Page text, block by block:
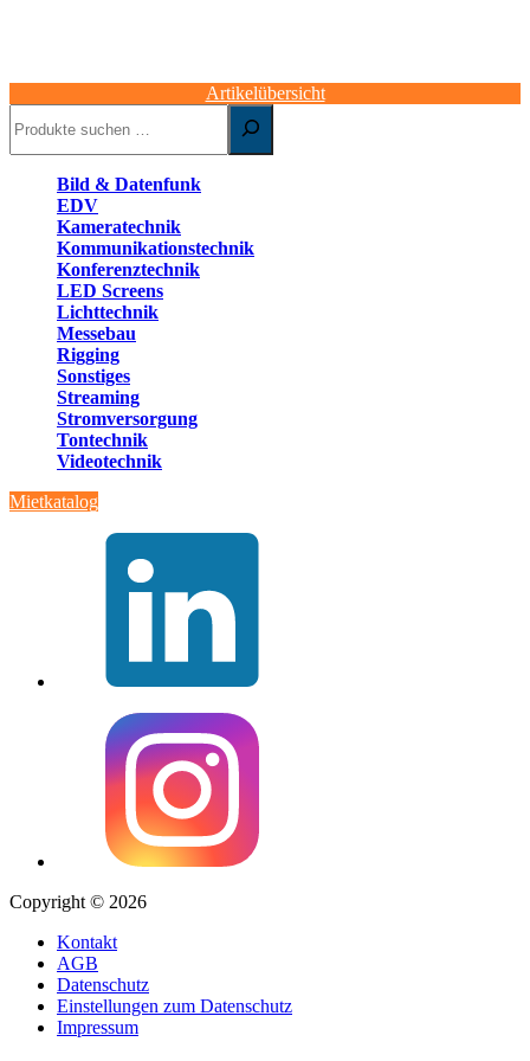
Artikelübersicht
Bild & Datenfunk
EDV
Kameratechnik
Kommunikationstechnik
Konferenztechnik
LED Screens
Lichttechnik
Messebau
Rigging
Sonstiges
Streaming
Stromversorgung
Tontechnik
Videotechnik
Mietkatalog
Copyright © 2026
Kontakt
AGB
Datenschutz
Einstellungen zum Datenschutz
Impressum